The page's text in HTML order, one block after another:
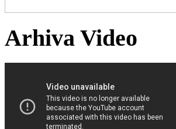
Arhiva Video